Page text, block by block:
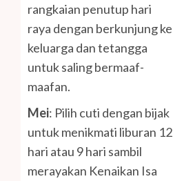
rangkaian penutup hari
raya dengan berkunjung ke
keluarga dan tetangga
untuk saling bermaaf-
maafan.
Mei: Pilih cuti dengan bijak
untuk menikmati liburan 12
hari atau 9 hari sambil
merayakan Kenaikan Isa